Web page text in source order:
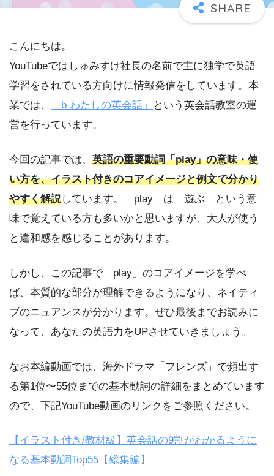
こんにちは。
YouTubeではしゅみすけ社長の名前で主に独学で英語
学習をされている方向けに情報発信をしています。本
業では、
「b わたしの英会話」
という英会話教室の運
営を行っています。
今回の記事では、 英語の重要動詞「play」の意味・使
い方を、イラスト付きのコアイメージと例文で分かり
やすく解説しています。「play」は「遊ぶ」という意
味で覚えている方も多いかと思いますが、大人が使う
と違和感を感じることがあります。
しかし、この記事で「play」のコアイメージを学べ
ば、本質的な部分が理解できるようになり、ネイティ
ブのニュアンスが分かります。ぜひ最後までお読みに
なって、あなたの英語力をUPさせていきましょう。
なお本編動画では、海外ドラマ「フレンズ」で頻出す
る第1位〜55位までの基本動詞の詳細をまとめています
ので、下記YouTube動画のリンクをご参照ください。
【イラスト付き/教材級】英会話の9割がわかるように
なる基本動詞Top55【総集編】